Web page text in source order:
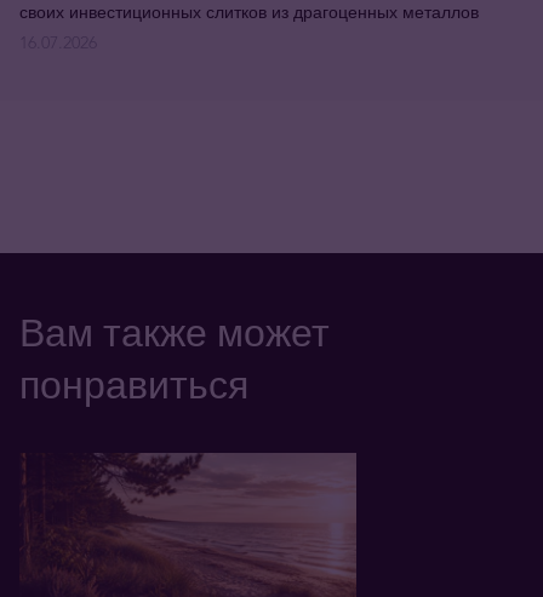
своих инвестиционных слитков из драгоценных металлов
Вам также может
понравиться